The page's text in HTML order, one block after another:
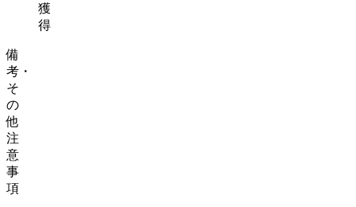
獲
得
備
考・
そ
の
他
注
意
事
項